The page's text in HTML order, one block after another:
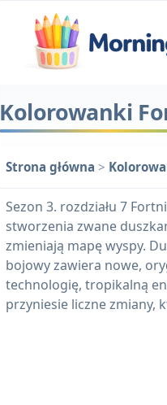
Kolorowanki
Strona główna >
Sezon 3. rozdziału 7
stworzenia zwane
zmieniają mapę wyspy.
bojowy zawiera nowe,
technologię, tropikalną
przyniesie liczne zmiany,